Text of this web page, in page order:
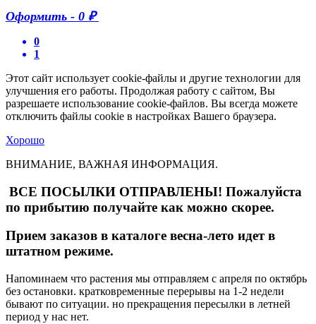
Оформить - 0 ₽
0
1
Этот сайт использует cookie-файлы и другие технологии для
улучшения его работы. Продолжая работу с сайтом, Вы
разрешаете использование cookie-файлов. Вы всегда можете
отключить файлы cookie в настройках Вашего браузера.
Хорошо
ВНИМАНИЕ, ВАЖНАЯ ИНФОРМАЦИЯ.
ВСЕ ПОСЫЛКИ ОТПРАВЛЕНЫ! Пожалуйста
по прибытию получайте как можно скорее.
Прием заказов в каталоге весна-лето идет в
штатном режиме.
Напоминаем что растения мы отправляем с апреля по октябрь
без остановки. кратковременные перерывы на 1-2 недели
бывают по ситуации. но прекращения пересылки в летней
период у нас нет.